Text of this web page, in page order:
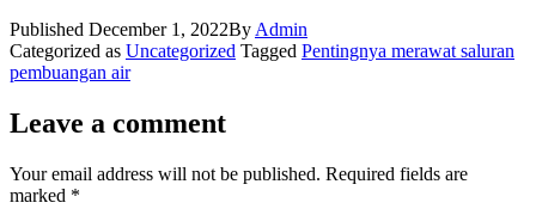
Published December 1, 2022By Admin
Categorized as Uncategorized Tagged Pentingnya merawat saluran
pembuangan air
Leave a comment
Your email address will not be published. Required fields are
marked *